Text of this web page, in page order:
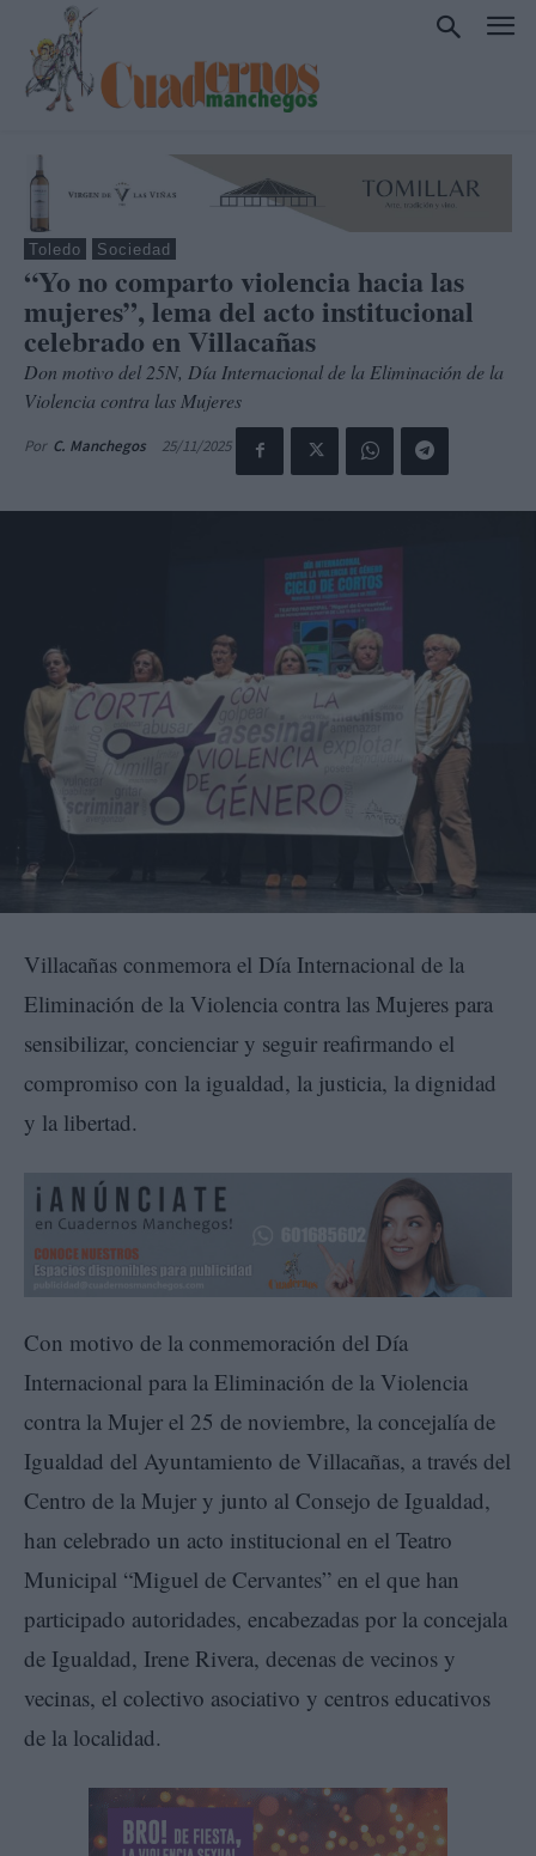
Toledo Sociedad
“Yo no comparto violencia hacia las
mujeres”, lema del acto institucional
celebrado en Villacañas
Don motivo del 25N, Día Internacional de la Eliminación de la
Violencia contra las Mujeres
Por C. Manchegos 25/11/2025
Villacañas conmemora el Día Internacional de la
Eliminación de la Violencia contra las Mujeres para
sensibilizar, concienciar y seguir reafirmando el
compromiso con la igualdad, la justicia, la dignidad
y la libertad.
Con motivo de la conmemoración del Día
Internacional para la Eliminación de la Violencia
contra la Mujer el 25 de noviembre, la concejalía de
Igualdad del Ayuntamiento de Villacañas, a través del
Centro de la Mujer y junto al Consejo de Igualdad,
han celebrado un acto institucional en el Teatro
Municipal “Miguel de Cervantes” en el que han
participado autoridades, encabezadas por la concejala
de Igualdad, Irene Rivera, decenas de vecinos y
vecinas, el colectivo asociativo y centros educativos
de la localidad.